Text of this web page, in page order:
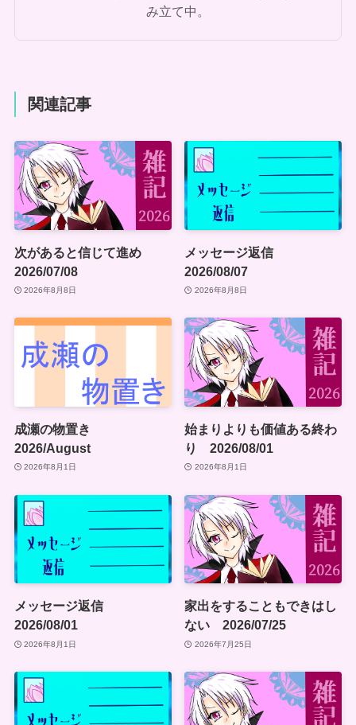
み立て中。
関連記事
次があると信じて進め
2026/07/08
2026年8月8日
メッセージ返信
2026/08/07
2026年8月8日
成瀬の物置き
2026/August
2026年8月1日
始まりよりも価値ある終わ
り 2026/08/01
2026年8月1日
メッセージ返信
2026/08/01
2026年8月1日
家出をすることもできはし
ない 2026/07/25
2026年7月25日